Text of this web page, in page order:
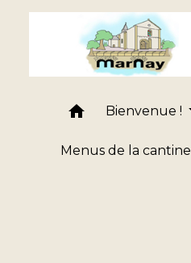
home Bienvenue !
Menus de la cantine